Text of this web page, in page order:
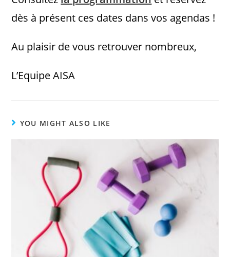
dès à présent ces dates dans vos agendas !
Au plaisir de vous retrouver nombreux,
L’Equipe AISA
YOU MIGHT ALSO LIKE